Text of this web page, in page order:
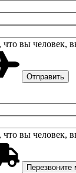
вы человек,
вы человек,